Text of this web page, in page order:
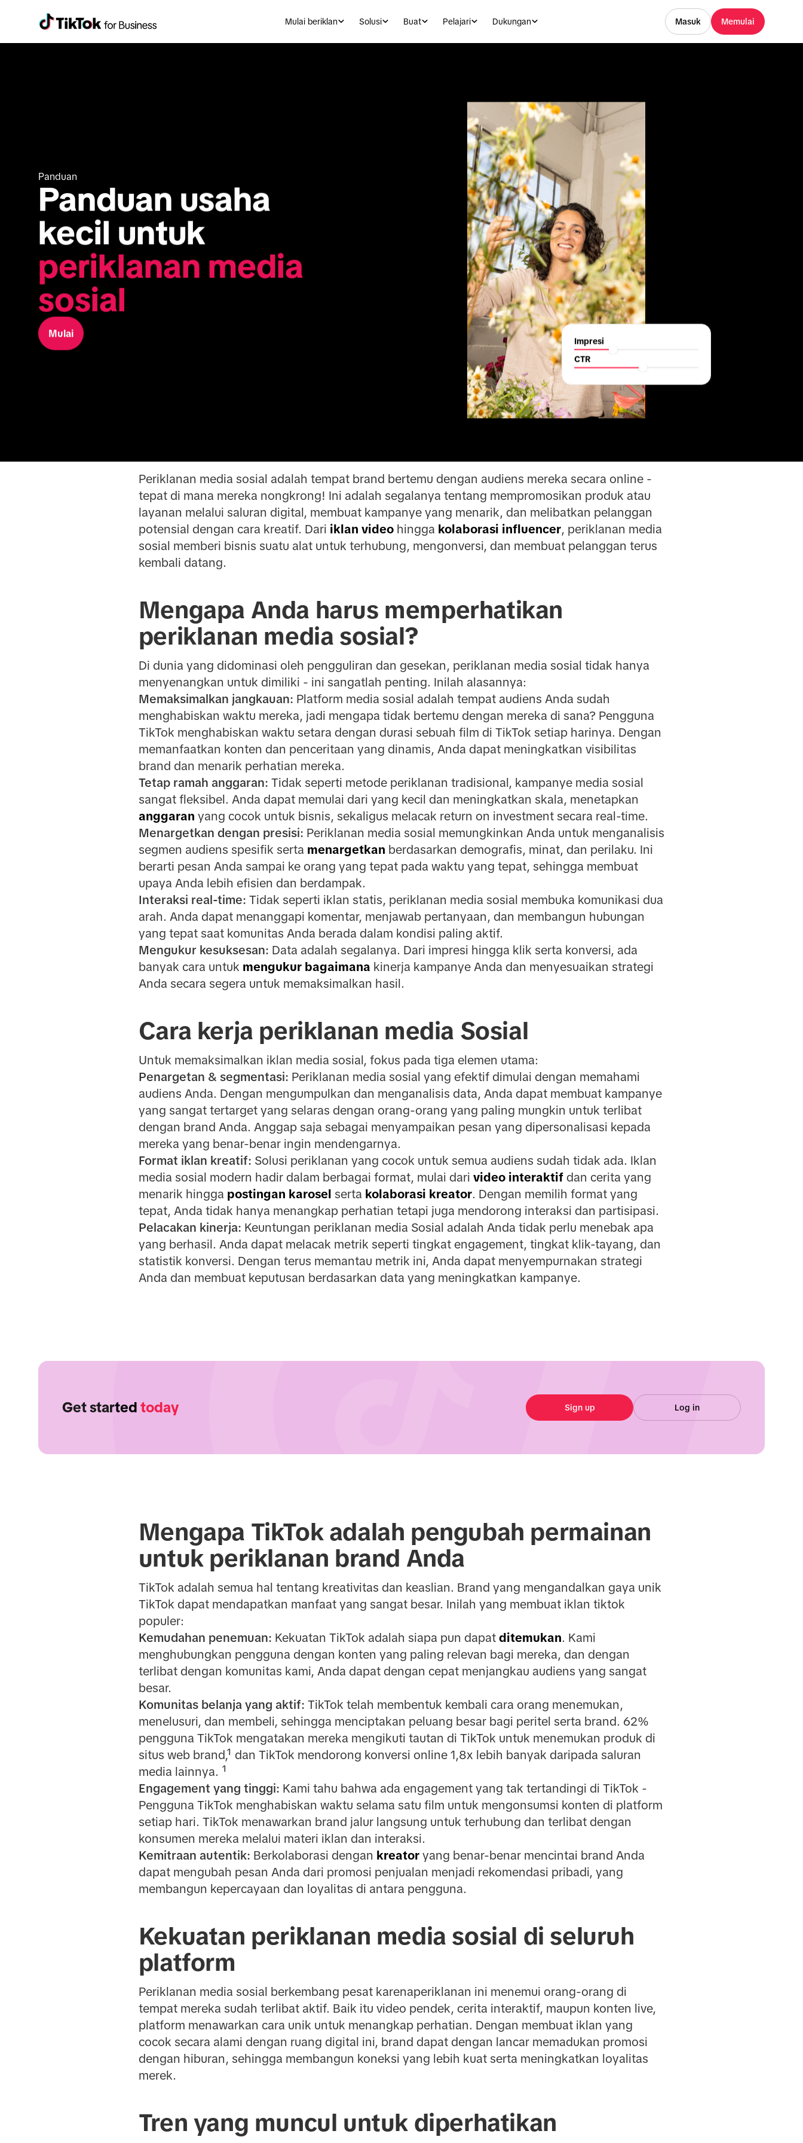
Mulai beriklan Solusi Buat Pelajari Dukungan Masuk Memulai
Panduan
Panduan usaha
periklanan media
sosial
Mulai
Impresi
CTR
Periklanan media sosial adalah tempat brand bertemu dengan audiens mereka secara online -
tepat di mana mereka nongkrong! Ini adalah segalanya tentang mempromosikan produk atau
layanan melalui saluran digital, membuat kampanye yang menarik, dan melibatkan pelanggan
potensial dengan cara kreatif. Dari iklan videohingga kolaborasi influencer, periklanan media
sosial memberi bisnis suatu alat untuk terhubung, mengonversi, dan membuat pelanggan terus
kembali datang.
Mengapa Anda harus memperhatikan
periklanan media sosial?
Di dunia yang didominasi oleh pengguliran dan gesekan, periklanan media sosial tidak hanya
menyenangkan untuk dimiliki - ini sangatlah penting. Inilah alasannya:
Memaksimalkan jangkauan: Platform media sosial adalah tempat audiens Anda sudah
menghabiskan waktu mereka, jadi mengapa tidak bertemu dengan mereka di sana? Pengguna
TikTok menghabiskan waktu setara dengan durasi sebuah film di TikTok setiap harinya. Dengan
memanfaatkan konten dan penceritaan yang dinamis, Anda dapat meningkatkan visibilitas
brand dan menarik perhatian mereka.
Tetap ramah anggaran: Tidak seperti metode periklanan tradisional, kampanye media sosial
sangat fleksibel. Anda dapat memulai dari yang kecil dan meningkatkan skala, menetapkan
anggaran yang cocok untuk bisnis, sekaligus melacak return on investment secara real-time.
Menargetkan dengan presisi: Periklanan media sosial memungkinkan Anda untuk menganalisis
segmen audiens spesifik serta menargetkan berdasarkan demografis, minat, dan perilaku. Ini
berarti pesan Anda sampai ke orang yang tepat pada waktu yang tepat, sehingga membuat
upaya Anda lebih efisien dan berdampak.
Interaksi real-time: Tidak seperti iklan statis, periklanan media sosial membuka komunikasi dua
arah. Anda dapat menanggapi komentar, menjawab pertanyaan, dan membangun hubungan
yang tepat saat komunitas Anda berada dalam kondisi paling aktif.
Mengukur kesuksesan: Data adalah segalanya. Dari impresi hingga klik serta konversi, ada
banyak cara untuk mengukur bagaimana kinerja kampanye Anda dan menyesuaikan strategi
Anda secara segera untuk memaksimalkan hasil.
Cara kerja periklanan media Sosial
Untuk memaksimalkan iklan media sosial, fokus pada tiga elemen utama:
Penargetan & segmentasi: Periklanan media sosial yang efektif dimulai dengan memahami
audiens Anda. Dengan mengumpulkan dan menganalisis data, Anda dapat membuat kampanye
yang sangat tertarget yang selaras dengan orang-orang yang paling mungkin untuk terlibat
dengan brand Anda. Anggap saja sebagai menyampaikan pesan yang dipersonalisasi kepada
mereka yang benar-benar ingin mendengarnya.
Format iklan kreatif: Solusi periklanan yang cocok untuk semua audiens sudah tidak ada. Iklan
media sosial modern hadir dalam berbagai format, mulai dari video interaktifdan cerita yang
menarik hingga postingan karosel serta kolaborasi kreator. Dengan memilih format yang
tepat, Anda tidak hanya menangkap perhatian tetapi juga mendorong interaksi dan partisipasi.
Pelacakan kinerja: Keuntungan periklanan media Sosial adalah Anda tidak perlu menebak apa
yang berhasil. Anda dapat melacak metrik seperti tingkat engagement, tingkat klik-tayang, dan
statistik konversi. Dengan terus memantau metrik ini, Anda dapat menyempurnakan strategi
Anda dan membuat keputusan berdasarkan data yang meningkatkan kampanye.
Get started today Sign up Log in
Mengapa TikTok adalah pengubah permainan
untuk periklanan brand Anda
TikTok adalah semua hal tentang kreativitas dan keaslian. Brand yang mengandalkan gaya unik
TikTok dapat mendapatkan manfaat yang sangat besar. Inilah yang membuat iklan tiktok
populer:
Kemudahan penemuan: Kekuatan TikTok adalah siapa pun dapat ditemukan. Kami
menghubungkan pengguna dengan konten yang paling relevan bagi mereka, dan dengan
terlibat dengan komunitas kami, Anda dapat dengan cepat menjangkau audiens yang sangat
besar.
Komunitas belanja yang aktif: TikTok telah membentuk kembali cara orang menemukan,
menelusuri, dan membeli, sehingga menciptakan peluang besar bagi peritel serta brand. 62%
pengguna TikTok mengatakan mereka mengikuti tautan di TikTok untuk menemukan produk di
situs web brand,¹ dan TikTok mendorong konversi online 1,8x lebih banyak daripada saluran
media lainnya. ¹
Engagement yang tinggi: Kami tahu bahwa ada engagement yang tak tertandingi di TikTok -
Pengguna TikTok menghabiskan waktu selama satu film untuk mengonsumsi konten di platform
setiap hari. TikTok menawarkan brand jalur langsung untuk terhubung dan terlibat dengan
konsumen mereka melalui materi iklan dan interaksi.
Kemitraan autentik: Berkolaborasi dengan kreatoryang benar-benar mencintai brand Anda
dapat mengubah pesan Anda dari promosi penjualan menjadi rekomendasi pribadi, yang
membangun kepercayaan dan loyalitas di antara pengguna.
Kekuatan periklanan media sosial di seluruh
platform
Periklanan media sosial berkembang pesat karenaperiklanan ini menemui orang-orang di
tempat mereka sudah terlibat aktif. Baik itu video pendek, cerita interaktif, maupun konten live,
platform menawarkan cara unik untuk menangkap perhatian. Dengan membuat iklan yang
cocok secara alami dengan ruang digital ini, brand dapat dengan lancar memadukan promosi
dengan hiburan, sehingga membangun koneksi yang lebih kuat serta meningkatkan loyalitas
merek.
Tren yang muncul untuk diperhatikan